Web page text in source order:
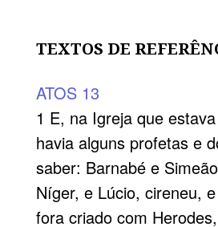
TEXTOS DE
ATOS 13
1 E, na Igreja que
havia alguns profetas e
saber: Barnabé e
Níger, e Lúcio, cireneu,
fora criado com